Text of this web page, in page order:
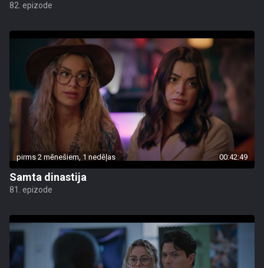
82. epizode
pirms 2 mēnešiem, 1 nedēļas 00:42:49
Samta dinastija
81. epizode